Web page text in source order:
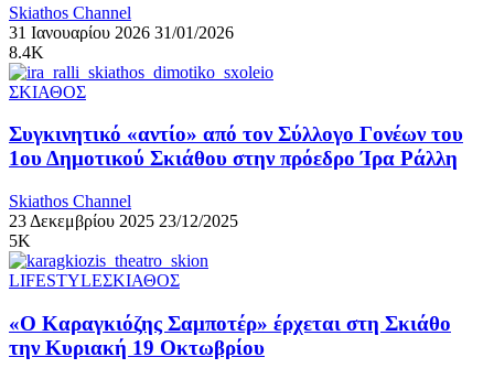
Skiathos Channel
31 Ιανουαρίου 2026 31/01/2026
8.4K
ΣΚΙΑΘΟΣ
Συγκινητικό «αντίο» από τον Σύλλογο Γονέων του
1ου Δημοτικού Σκιάθου στην πρόεδρο Ίρα Ράλλη
Skiathos Channel
23 Δεκεμβρίου 2025 23/12/2025
5K
LIFESTYLEΣΚΙΑΘΟΣ
«Ο Καραγκιόζης Σαμποτέρ» έρχεται στη Σκιάθο
την Κυριακή 19 Οκτωβρίου